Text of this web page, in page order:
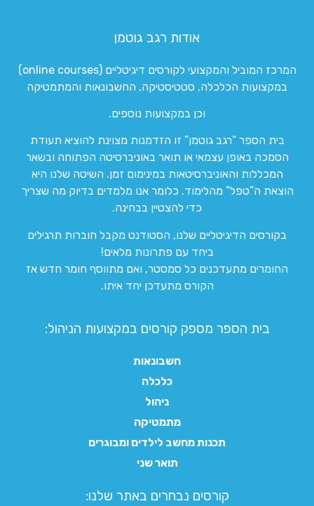
אודות רגב גוטמן
המרכז המוביל והמקצועי לקורסים דיגיטליים (online courses)
במקצועות הכלכלה, סטטיסטיקה, החשבונאות והמתמטיקה
וכן במקצועות נוספים.
בית הספר “רגב גוטמן” זו הזדמנות מצוינת להוציא תעודת
הסמכה באופן עצמאי או תואר באוניברסיטה הפתוחה ובשאר
המכללות והאוניברסיטאות במינימום זמן. השיטה שלנו היא
הוצאת ה”טפל” מהלימוד. כלומר אנו מלמדים בדיוק מה שצריך
כדי להצטיין בבחינה.
בקורסים הדיגיטליים שלנו, הסטודנט מקבל חוברות תרגילים
ביחד עם פתרונות מלאים!
החומרים מתעדכנים כל סמסטר, ואם מתווסף חומר חדש אז
הקורס מתעדכן יחד איתו.
בית הספר מספק קורסים במקצועות הניהול:
חשבונאות
כלכלה
ניהול
מתמטיקה
תכנות מחשב לילדים ומבוגרים
תואר שני
קורסים נבחרים באתר שלנו:​